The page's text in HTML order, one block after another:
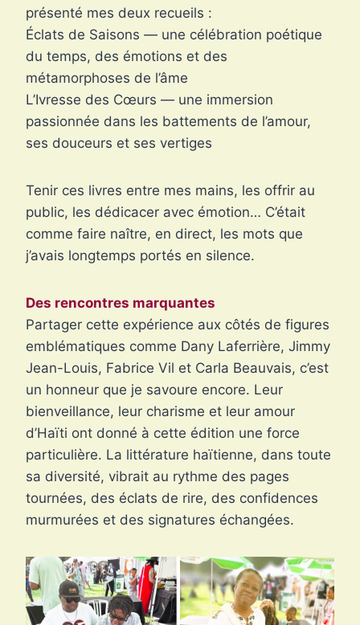
présenté mes deux recueils :
Éclats de Saisons — une célébration poétique
du temps, des émotions et des
métamorphoses de l’âme
L’Ivresse des Cœurs — une immersion
passionnée dans les battements de l’amour,
ses douceurs et ses vertiges
Tenir ces livres entre mes mains, les offrir au
public, les dédicacer avec émotion… C’était
comme faire naître, en direct, les mots que
j’avais longtemps portés en silence.
Des rencontres marquantes
Partager cette expérience aux côtés de figures
emblématiques comme Dany Laferrière, Jimmy
Jean-Louis, Fabrice Vil et Carla Beauvais, c’est
un honneur que je savoure encore. Leur
bienveillance, leur charisme et leur amour
d’Haïti ont donné à cette édition une force
particulière. La littérature haïtienne, dans toute
sa diversité, vibrait au rythme des pages
tournées, des éclats de rire, des confidences
murmurées et des signatures échangées.